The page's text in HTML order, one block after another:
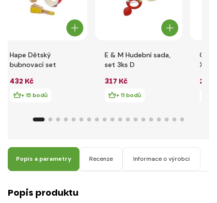
Hape Dětský
bubnovací set
432 Kč
+ 15 bodů
E & M Hudební sada,
set 3ks D
317 Kč
+ 11 bodů
298
Popis a parametry Recenze Informace o výrobci
Popis produktu